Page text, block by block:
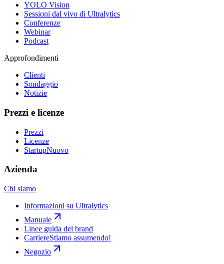
YOLO Vision
Sessioni dal vivo di Ultralytics
Conferenze
Webinar
Podcast
Approfondimenti
Clienti
Sondaggio
Notizie
Prezzi e licenze
Prezzi
Licenze
StartupNuovo
Azienda
Chi siamo
Informazioni su Ultralytics
Manuale
Linee guida del brand
CarriereStiamo assumendo!
Negozio